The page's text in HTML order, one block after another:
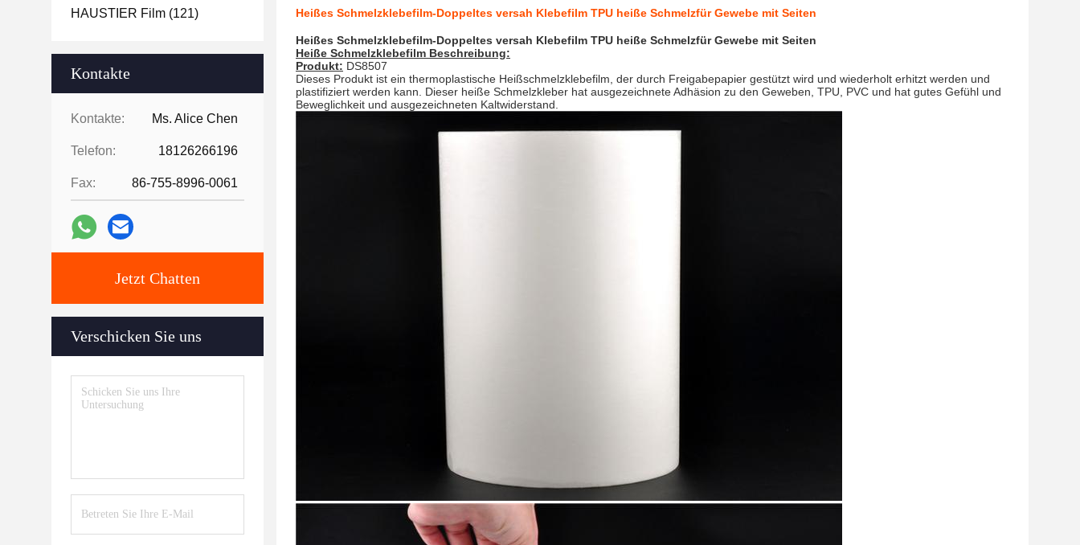
HAUSTIER Film (121)
Kontakte
Kontakte: Ms. Alice Chen
Telefon: 18126266196
Fax: 86-755-8996-0061
Jetzt Chatten
Verschicken Sie uns
Heißes Schmelzklebefilm-Doppeltes versah Klebefilm TPU heiße Schmelzfür Gewebe mit Seiten
Heißes Schmelzklebefilm-Doppeltes versah Klebefilm TPU heiße Schmelzfür Gewebe mit Seiten
Heiße Schmelzklebefilm Beschreibung:
Produkt: DS8507
Dieses Produkt ist ein thermoplastische Heißschmelzklebefilm, der durch Freigabepapier gestützt wird und wiederholt erhitzt werden und
plastifiziert werden kann. Dieser heiße Schmelzkleber hat ausgezeichnete Adhäsion zu den Geweben, TPU, PVC und hat gutes Gefühl und
Beweglichkeit und ausgezeichneten Kaltwiderstand.